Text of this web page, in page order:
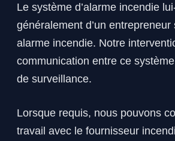
Le système d’alarme incendie
généralement d’un entrepreneur
alarme incendie. Notre
communication entre ce
de surveillance.
Lorsque requis, nous pouvons
travail avec le fournisseur